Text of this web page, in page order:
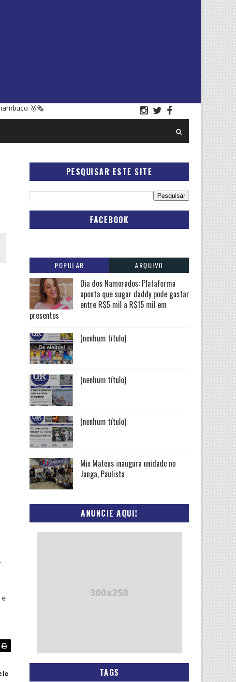
🥇🗞
PESQUISAR ESTE SITE
FACEBOOK
POPULAR ARQUIVO
Dia dos Namorados: Plataforma
aponta que sugar daddy pode gastar
entre R$5 mil a R$15 mil em
presentes
(nenhum título)
(nenhum título)
(nenhum título)
Mix Mateus inaugura unidade no
Janga, Paulista
ANUNCIE AQUI!
TAGS